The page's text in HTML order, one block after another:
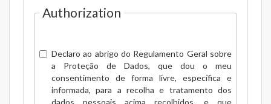
Authorization
Declaro ao abrigo do Regulamento Geral sobre
a Proteção de Dados, que dou o meu
consentimento de forma livre, específica e
informada, para a recolha e tratamento dos
dados pessoais acima recolhidos, e que